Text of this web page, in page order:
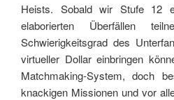
Heists. Sobald wir Stufe 12
elaborierten Überfällen
Schwierigkeitsgrad des
virtueller Dollar einbringen
Matchmaking-System, doch
knackigen Missionen und vor